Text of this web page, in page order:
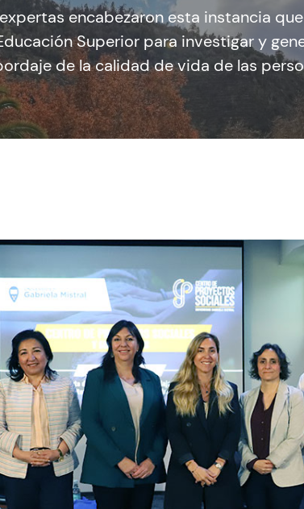
encabezaron esta instancia
Superior para investigar y
de la calidad de vida de las